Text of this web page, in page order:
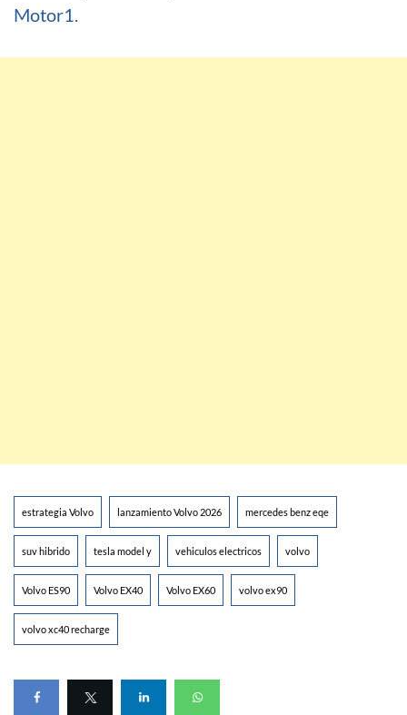
Motor1.
estrategia Volvo lanzamiento Volvo 2026 mercedes benz eqe
suv hibrido tesla model y vehiculos electricos volvo
Volvo ES90 Volvo EX40 Volvo EX60 volvo ex90
volvo xc40 recharge